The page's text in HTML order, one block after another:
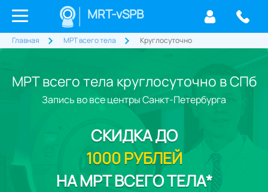
MRT-vSPB
Главная МРТ всего тела Круглосуточно
МРТ всего тела круглосуточно в СПб
Запись во все центры Санкт-Петербурга
СКИДКАДО
1000 РУБЛЕЙ
НА МРТ ВСЕГО ТЕЛА*